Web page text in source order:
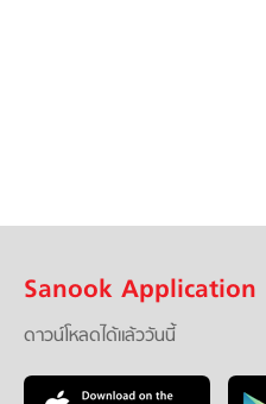
Sanook Application
ดาวน์โหลดได้แล้ววันนี้